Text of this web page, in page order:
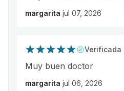
margarita jul 07, 2026
Verificada
Muy buen doctor
margarita jul 06, 2026